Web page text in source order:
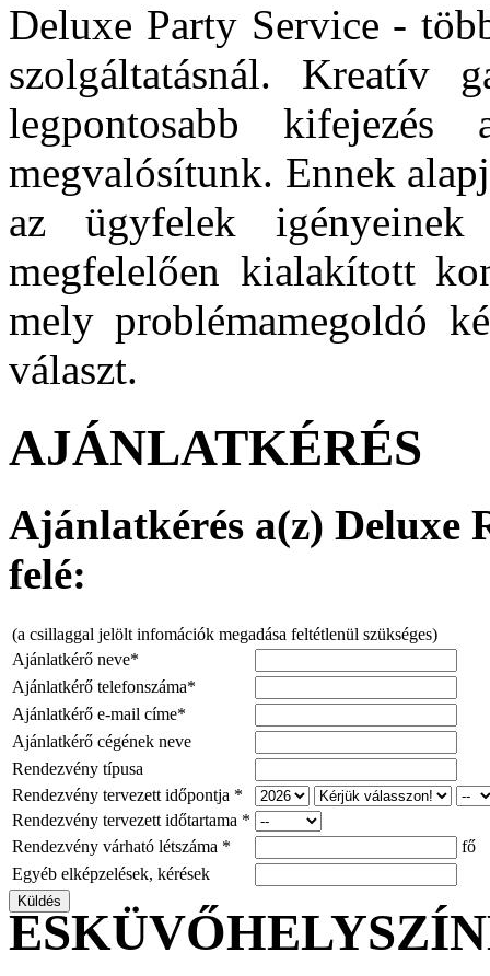
Deluxe Party Service -
szolgáltatásnál. Kreatív
legpontosabb
megvalósítunk. Ennek
az ügyfelek
megfelelően kialakított
mely problémamegoldó
választ.
AJÁNLATKÉRÉS
Ajánlatkérés a(z) Deluxe
felé:
(a csillaggal jelölt infomációk megadása feltétlenül szükséges)
Ajánlatkérő neve*
Ajánlatkérő telefonszáma*
Ajánlatkérő e-mail címe*
Ajánlatkérő cégének neve
Rendezvény típusa
Rendezvény tervezett időpontja *
Rendezvény tervezett időtartama *
Rendezvény várható létszáma *
fő
Egyéb elképzelések, kérések